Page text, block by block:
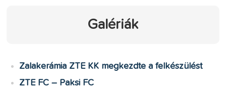
Galériák
Zalakerámia ZTE KK megkezdte a felkészülést
ZTE FC – Paksi FC